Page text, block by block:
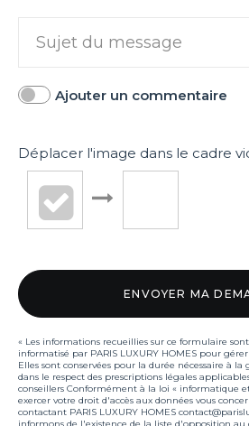
Ajouter un commentaire
Déplacer l'image dans le cadre
« Les informations recueillies sur ce formulaire
informatisé par PARIS LUXURY HOMES pour
Elles sont conservées pour la durée nécessaire à
dans le respect des prescriptions légales
conseillers Conformément à la loi « informatique
exercer votre droit d'accès aux données vous
contactant PARIS LUXURY HOMES